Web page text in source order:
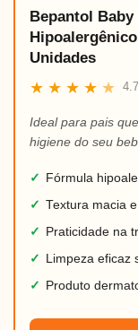
Bepantol
Unidades
★ ★ ★ ★ ★
Ideal para pais
higiene do seu
✓
Fórmula
✓ Textura macia
✓
Praticidade na
✓
Limpeza eficaz
✓
Produto